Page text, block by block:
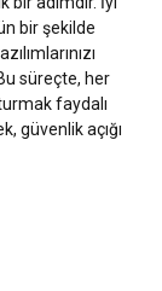
bir şekilde
süreçte, her
faydalı
güvenlik açığı